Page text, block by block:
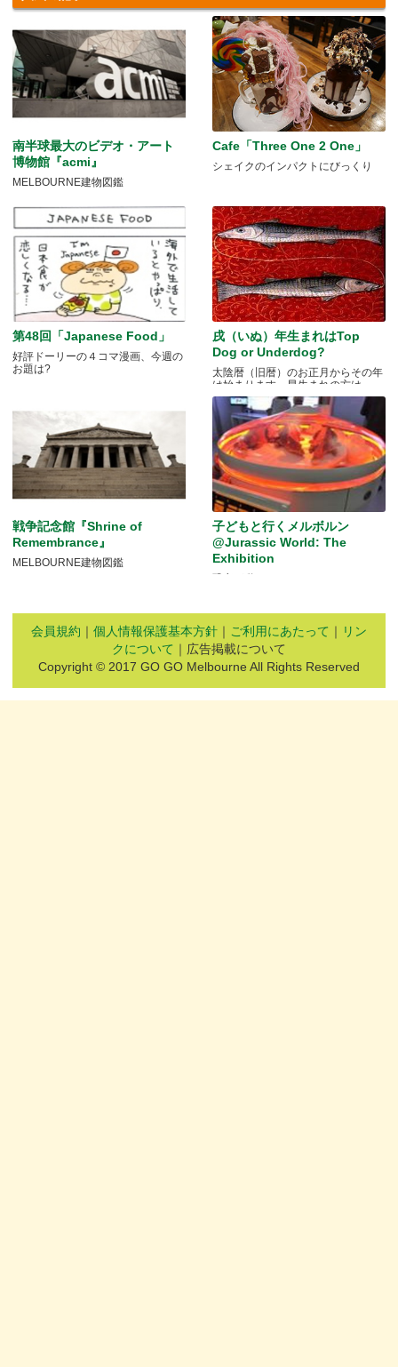
南半球最大のビデオ・アート
博物館『acmi』
MELBOURNE建物図鑑
Cafe「Three One 2 One」
シェイクのインパクトにびっくり
第48回「Japanese Food」
好評ドーリーの４コマ漫画、今週の
お題は?
戌（いぬ）年生まれはTop
Dog or Underdog?
太陰暦（旧暦）のお正月からその年
は始まります。早生まれの方は.....
戦争記念館『Shrine of
Remembrance』
MELBOURNE建物図鑑
子どもと行くメルボルン
@Jurassic World: The
Exhibition
会員規約 ｜ 個人情報保護基本方針 ｜ ご利用にあたって ｜ リン
クについて ｜広告掲載について
Copyright © 2017 GO GO Melbourne All Rights Reserved